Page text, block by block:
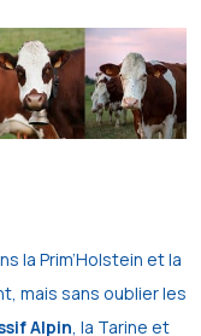
la Prim’Holstein et la
mais sans oublier les
Alpin , la Tarine et